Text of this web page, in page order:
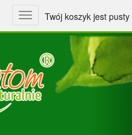
Toggle
navigation
Twój koszyk jest pusty